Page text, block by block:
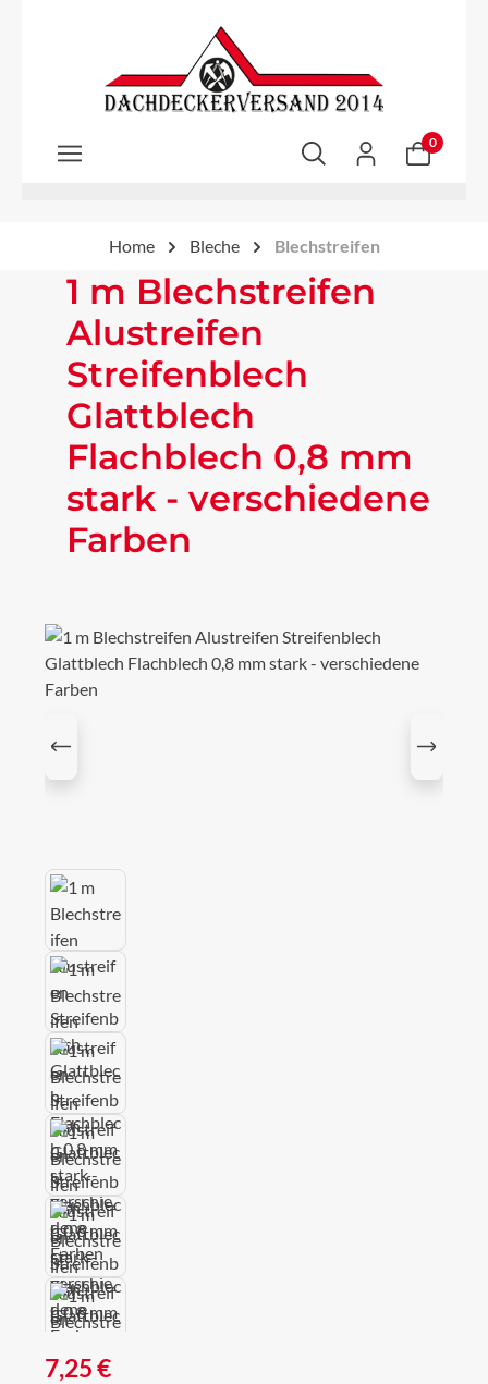
Zum Hauptinhalt springen
0
Home Bleche Blechstreifen
1 m Blechstreifen
Alustreifen
Streifenblech
Glattblech
Flachblech 0,8 mm
stark - verschiedene
Farben
Bildergalerie überspringen
Regulärer Preis:
7,25 €